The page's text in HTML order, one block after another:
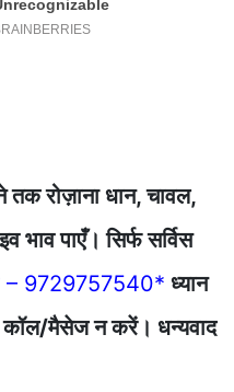
रोज़ाना धान, चावल,
भाव पाएँ। सिर्फ सर्विस
9729757540* ध्यान
कॉल/मैसेज न करें। धन्यवाद